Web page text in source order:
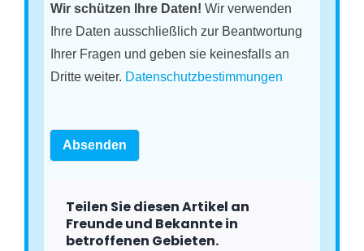
Wir schützen Ihre Daten! Wir verwenden
Ihre Daten ausschließlich zur Beantwortung
Ihrer Fragen und geben sie keinesfalls an
Dritte weiter. Datenschutzbestimmungen
Absenden
Teilen Sie diesen Artikel an
Freunde und Bekannte in
betroffenen Gebieten.